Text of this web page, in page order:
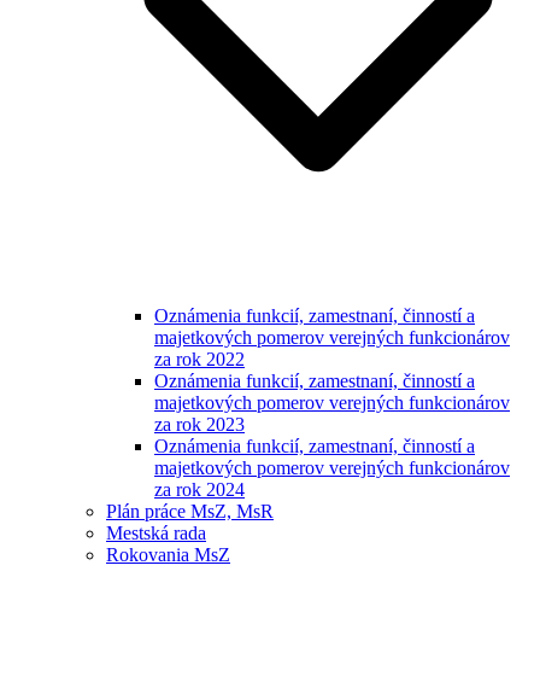
Oznámenia funkcií, zamestnaní, činností a
majetkových pomerov verejných funkcionárov
za rok 2022
Oznámenia funkcií, zamestnaní, činností a
majetkových pomerov verejných funkcionárov
za rok 2023
Oznámenia funkcií, zamestnaní, činností a
majetkových pomerov verejných funkcionárov
za rok 2024
Plán práce MsZ, MsR
Mestská rada
Rokovania MsZ